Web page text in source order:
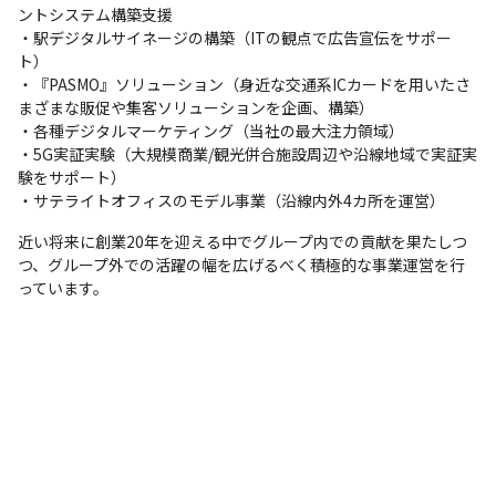
ントシステム構築支援
・駅デジタルサイネージの構築（ITの観点で広告宣伝をサポー
ト）
・『PASMO』ソリューション（⾝近な交通系ICカードを⽤いたさ
まざまな販促や集客ソリューションを企画、構築）
・各種デジタルマーケティング（当社の最⼤注⼒領域）
・5G実証実験（⼤規模商業/観光併合施設周辺や沿線地域で実証実
験をサポート）
・サテライトオフィスのモデル事業（沿線内外4カ所を運営）
近い将来に創業20年を迎える中でグループ内での貢献を果たしつ
つ、グループ外での活躍の幅を広げるべく積極的な事業運営を行
っています。